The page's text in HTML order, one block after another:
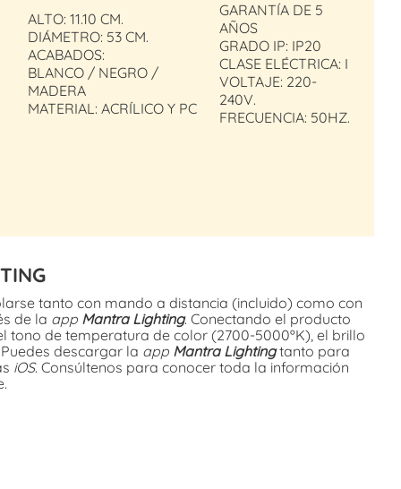
ALTO: 11.10 CM.
DIÁMETRO: 53 CM.
ACABADOS:
BLANCO / NEGRO /
MADERA
MATERIAL: ACRÍLICO Y PC
GARANTÍA DE 5
AÑOS
GRADO IP: IP20
CLASE ELÉCTRICA: I
VOLTAJE: 220-
240V.
FRECUENCIA: 50HZ.
tanto con mando a distancia (incluido) como con
de la app Mantra Lighting. Conectando el producto
tono de temperatura de color (2700-5000ºK), el brillo
descargar la app Mantra Lightingtanto para
iOS. Consúltenos para conocer toda la información